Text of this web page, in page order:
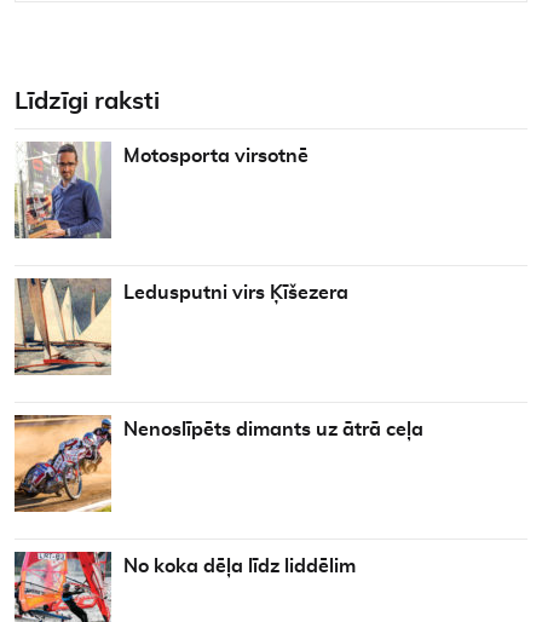
Līdzīgi raksti
Motosporta virsotnē
Ledusputni virs Ķīšezera
Nenoslīpēts dimants uz ātrā ceļa
No koka dēļa līdz liddēlim